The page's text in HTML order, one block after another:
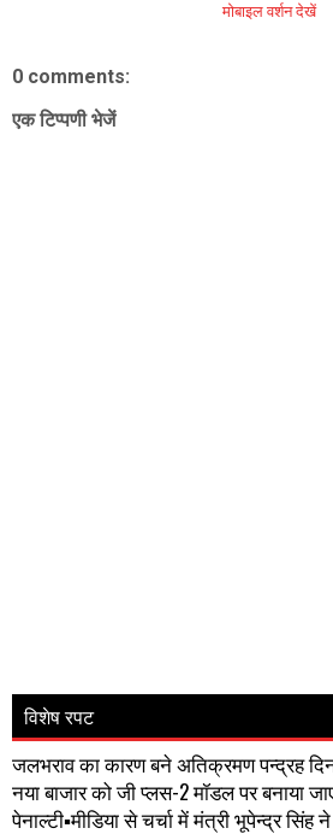
मोबाइल वर्शन देखें
0 comments:
एक टिप्पणी भेजें
विशेष रपट
जलभराव का कारण बने अतिक्रमण पन्द्रह
नया बाजार को जी प्लस-2 मॉडल पर बनाया
पेनाल्टी▪️मीडिया से चर्चा में मंत्री भूपेन्द्र सिंह